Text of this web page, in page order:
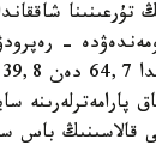
100 مىڭ تۇرعىنىنا
قالاسىنىڭ باس